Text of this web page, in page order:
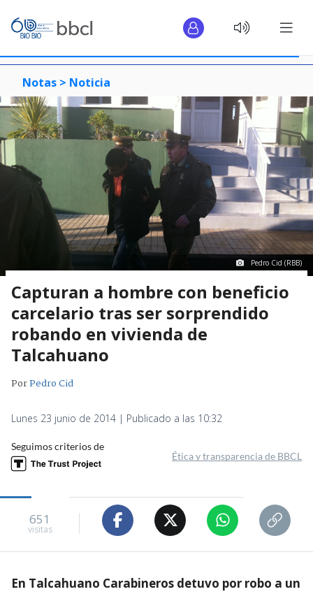
Notas > Noticia
Pedro Cid (RBB)
Capturan a hombre con beneficio
carcelario tras ser sorprendido
robando en vivienda de
Talcahuano
PorPedro Cid
Lunes 23 junio de 2014 | Publicado a las 10:32
Seguimos criterios de
Ética y transparencia de BBCL
651
visitas
En Talcahuano Carabineros detuvo por robo a un